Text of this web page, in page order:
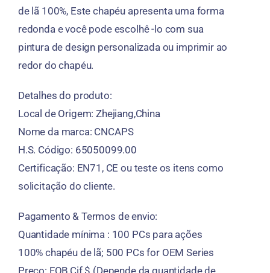
de lã 100%, Este chapéu apresenta uma forma
redonda e você pode escolhê -lo com sua
pintura de design personalizada ou imprimir ao
redor do chapéu.
Detalhes do produto:
Local de Origem: Zhejiang,China
Nome da marca: CNCAPS
H.S. Código: 65050099.00
Certificação: EN71, CE ou teste os itens como
solicitação do cliente.
Pagamento & Termos de envio:
Quantidade mínima : 100 PCs para ações
100% chapéu de lã; 500 PCs for OEM Series